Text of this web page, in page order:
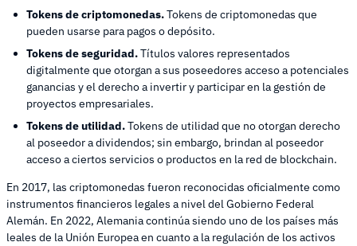
Tokens de criptomonedas.Tokens de criptomonedas que
pueden usarse para pagos o depósito.
Tokens de seguridad.Títulos valores representados
digitalmente que otorgan a sus poseedores acceso a potenciales
ganancias y el derecho a invertir y participar en la gestión de
proyectos empresariales.
Tokens de utilidad.Tokens de utilidad que no otorgan derecho
al poseedor a dividendos; sin embargo, brindan al poseedor
acceso a ciertos servicios o productos en la red de blockchain.
En 2017, las criptomonedas fueron reconocidas oficialmente como
instrumentos financieros legales a nivel del Gobierno Federal
Alemán. En 2022, Alemania continúa siendo uno de los países más
leales de la Unión Europea en cuanto a la regulación de los activos